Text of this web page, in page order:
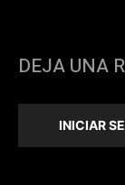
DEJA UNA
INICIAR